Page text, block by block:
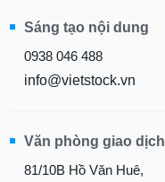
Sáng tạo nội dung
0938 046 488
info@vietstock.vn
Văn phòng giao dịch
81/10B Hồ Văn Huê,